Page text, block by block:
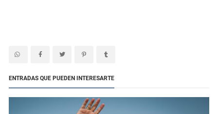
ENTRADAS QUE PUEDEN INTERESARTE